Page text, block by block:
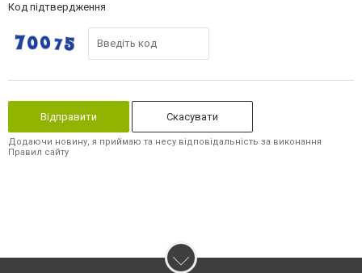
Код підтвердження
Скасувати
Додаючи новину, я приймаю та несу відповідальність за виконання
Правил сайту